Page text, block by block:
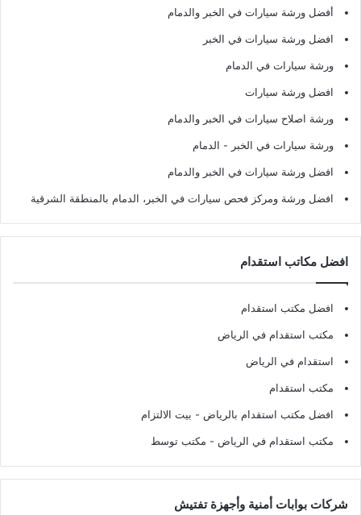
أفضل ورشة سيارات في الخبر والدمام
افضل ورشة سيارات في الخبر
ورشة سيارات في الدمام
افضل ورشة سيارات
ورشة اصلاح سيارات في الخبر والدمام
ورشة سيارات في الخبر - الدمام
افضل ورشة سيارات في الخبر والدمام
افضل ورشة ومركز فحص سيارات في الخبر، الدمام بالمنطقة الشرقية
افضل مكاتب استقدام
افضل مكتب استقدام
مكتب استقدام في الرياض
استقدام في الرياض
مكتب استقدام
افضل مكتب استقدام بالرياض - بيت الالتزام
مكتب استقدام في الرياض - مكتب توسط
شركات بوابات أمنية وأجهزة تفتيش